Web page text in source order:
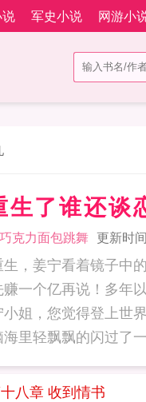
军史小说 网游小
生了谁还谈
巧克力面包跳舞 更新时
生，姜宁看着镜子中
赚一个亿再说！多年
小姐，您觉得登上世
八章 收到情书